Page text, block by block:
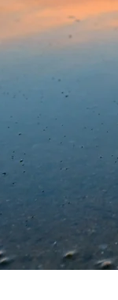
wahrheit
verlag
veranstaltungen
fragen & hilfe
unterstützen
genossenschaft